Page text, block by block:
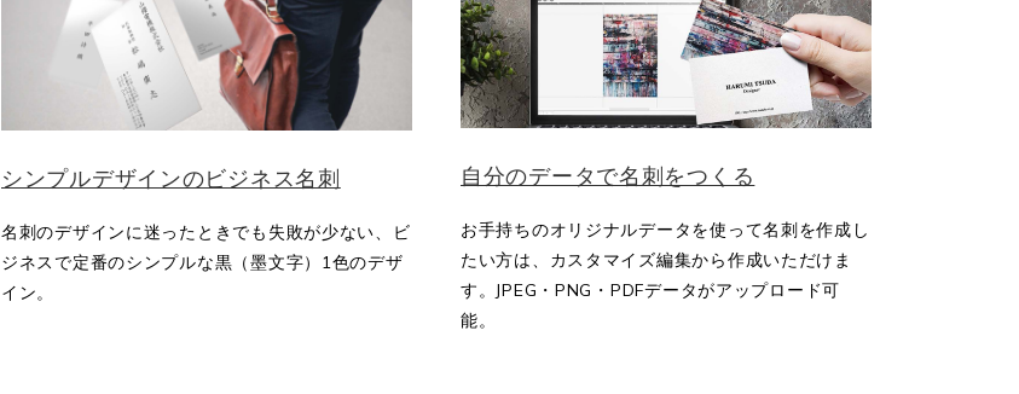
シンプルデザインのビジネス名刺
名刺のデザインに迷ったときでも失敗が少ない、ビ
ジネスで定番のシンプルな黒（墨文字）1色のデザ
イン。
自分のデータで名刺をつくる
お手持ちのオリジナルデータを使って名刺を作成し
たい方は、カスタマイズ編集から作成いただけま
す。JPEG・PNG・PDFデータがアップロード可
能。